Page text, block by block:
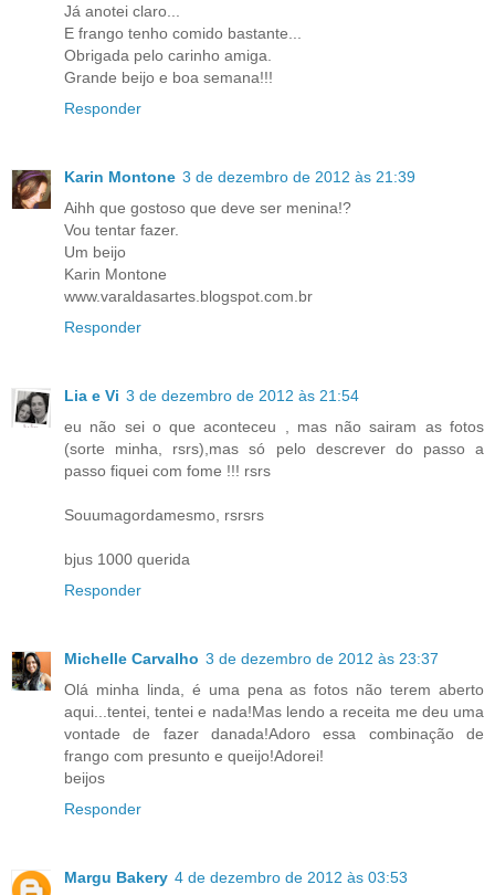
Já anotei claro...
E frango tenho comido bastante...
Obrigada pelo carinho amiga.
Grande beijo e boa semana!!!
Responder
Karin Montone 3 de dezembro de 2012 às 21:39
Aihh que gostoso que deve ser menina!?
Vou tentar fazer.
Um beijo
Karin Montone
www.varaldasartes.blogspot.com.br
Responder
Lia e Vi 3 de dezembro de 2012 às 21:54
eu não sei o que aconteceu , mas não sairam as fotos
(sorte minha, rsrs),mas só pelo descrever do passo a
passo fiquei com fome !!! rsrs
Souumagordamesmo, rsrsrs
bjus 1000 querida
Responder
Michelle Carvalho 3 de dezembro de 2012 às 23:37
Olá minha linda, é uma pena as fotos não terem aberto
aqui...tentei, tentei e nada!Mas lendo a receita me deu uma
vontade de fazer danada!Adoro essa combinação de
frango com presunto e queijo!Adorei!
beijos
Responder
Margu Bakery 4 de dezembro de 2012 às 03:53